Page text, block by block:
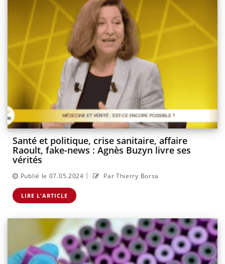
Santé et politique, crise sanitaire, affaire
Raoult, fake-news : Agnès Buzyn livre ses
vérités
Publié le 07.05.2024 | Par Thierry Borsa
LIRE L'ARTICLE